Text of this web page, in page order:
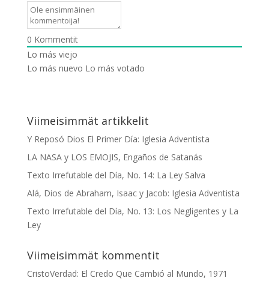
0 Kommentit
Lo más viejo
Lo más nuevo Lo más votado
Viimeisimmät artikkelit
Y Reposó Dios El Primer Día: Iglesia Adventista
LA NASA y LOS EMOJIS, Engaños de Satanás
Texto Irrefutable del Día, No. 14: La Ley Salva
Alá, Dios de Abraham, Isaac y Jacob: Iglesia Adventista
Texto Irrefutable del Día, No. 13: Los Negligentes y La
Ley
Viimeisimmät kommentit
CristoVerdad: El Credo Que Cambió al Mundo, 1971